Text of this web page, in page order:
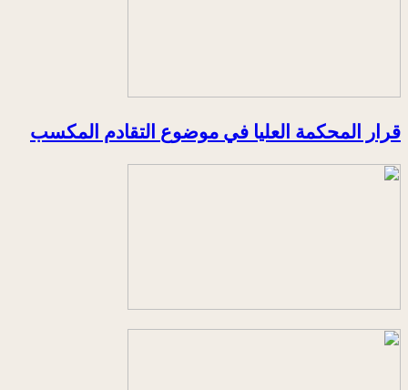
قرار المحكمة العليا في موضوع التقادم المكسب